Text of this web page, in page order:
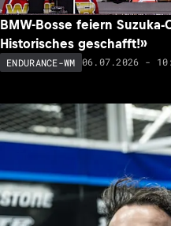
BMW-Bosse feiern
Historisches geschafft!»
ENDURANCE-WM 06.07.2026 -